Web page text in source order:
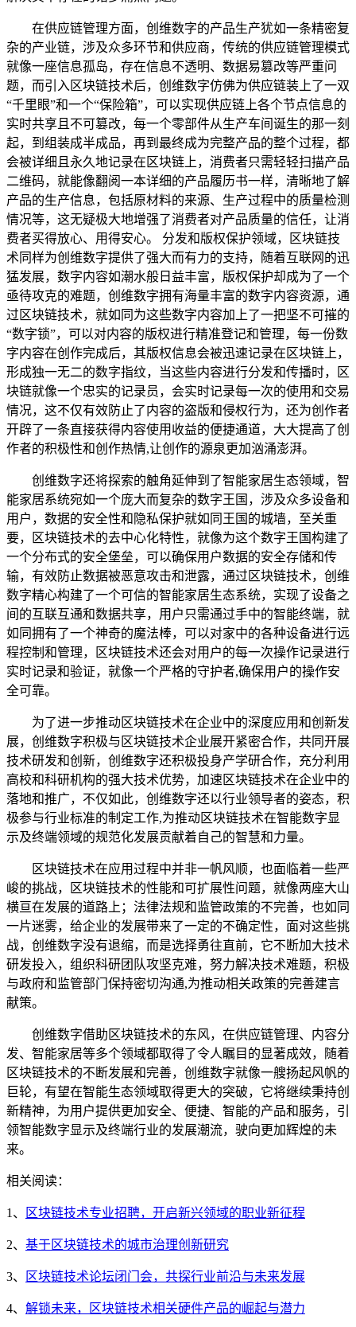
在供应链管理方面，创维数字的产品生产犹如一条精密复
杂的产业链，涉及众多环节和供应商，传统的供应链管理模式
就像一座信息孤岛，存在信息不透明、数据易篡改等严重问
题，而引入区块链技术后，创维数字仿佛为供应链装上了一双
“千里眼”和一个“保险箱”，可以实现供应链上各个节点信息的
实时共享且不可篡改，每一个零部件从生产车间诞生的那一刻
起，到组装成半成品，再到最终成为完整产品的整个过程，都
会被详细且永久地记录在区块链上，消费者只需轻轻扫描产品
二维码，就能像翻阅一本详细的产品履历书一样，清晰地了解
产品的生产信息，包括原材料的来源、生产过程中的质量检测
情况等，这无疑极大地增强了消费者对产品质量的信任，让消
费者买得放心、用得安心。 分发和版权保护领域，区块链技
术同样为创维数字提供了强大而有力的支持，随着互联网的迅
猛发展，数字内容如潮水般日益丰富，版权保护却成为了一个
亟待攻克的难题，创维数字拥有海量丰富的数字内容资源，通
过区块链技术，就如同为这些数字内容加上了一把坚不可摧的
“数字锁”，可以对内容的版权进行精准登记和管理，每一份数
字内容在创作完成后，其版权信息会被迅速记录在区块链上，
形成独一无二的数字指纹，当这些内容进行分发和传播时，区
块链就像一个忠实的记录员，会实时记录每一次的使用和交易
情况，这不仅有效防止了内容的盗版和侵权行为，还为创作者
开辟了一条直接获得内容使用收益的便捷通道，大大提高了创
作者的积极性和创作热情,让创作的源泉更加汹涌澎湃。
创维数字还将探索的触角延伸到了智能家居生态领域，智
能家居系统宛如一个庞大而复杂的数字王国，涉及众多设备和
用户，数据的安全性和隐私保护就如同王国的城墙，至关重
要，区块链技术的去中心化特性，就像为这个数字王国构建了
一个分布式的安全堡垒，可以确保用户数据的安全存储和传
输，有效防止数据被恶意攻击和泄露，通过区块链技术，创维
数字精心构建了一个可信的智能家居生态系统，实现了设备之
间的互联互通和数据共享，用户只需通过手中的智能终端，就
如同拥有了一个神奇的魔法棒，可以对家中的各种设备进行远
程控制和管理，区块链技术还会对用户的每一次操作记录进行
实时记录和验证，就像一个严格的守护者,确保用户的操作安
全可靠。
为了进一步推动区块链技术在企业中的深度应用和创新发
展，创维数字积极与区块链技术企业展开紧密合作，共同开展
技术研发和创新，创维数字还积极投身产学研合作，充分利用
高校和科研机构的强大技术优势，加速区块链技术在企业中的
落地和推广，不仅如此，创维数字还以行业领导者的姿态，积
极参与行业标准的制定工作,为推动区块链技术在智能数字显
示及终端领域的规范化发展贡献着自己的智慧和力量。
区块链技术在应用过程中并非一帆风顺，也面临着一些严
峻的挑战，区块链技术的性能和可扩展性问题，就像两座大山
横亘在发展的道路上；法律法规和监管政策的不完善，也如同
一片迷雾，给企业的发展带来了一定的不确定性，面对这些挑
战，创维数字没有退缩，而是选择勇往直前，它不断加大技术
研发投入，组织科研团队攻坚克难，努力解决技术难题，积极
与政府和监管部门保持密切沟通,为推动相关政策的完善建言
献策。
创维数字借助区块链技术的东风，在供应链管理、内容分
发、智能家居等多个领域都取得了令人瞩目的显著成效，随着
区块链技术的不断发展和完善，创维数字就像一艘扬起风帆的
巨轮，有望在智能生态领域取得更大的突破，它将继续秉持创
新精神，为用户提供更加安全、便捷、智能的产品和服务，引
领智能数字显示及终端行业的发展潮流，驶向更加辉煌的未
来。
相关阅读：
1、 区块链技术专业招聘，开启新兴领域的职业新征程
2、 基于区块链技术的城市治理创新研究
3、 区块链技术论坛闭门会，共探行业前沿与未来发展
4、 解锁未来，区块链技术相关硬件产品的崛起与潜力